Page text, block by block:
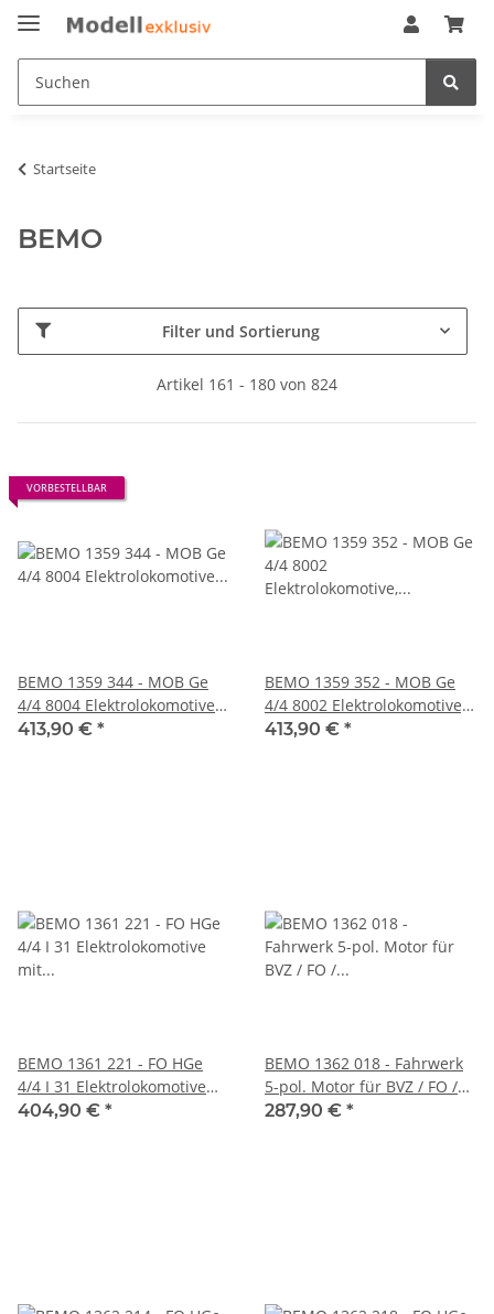
Startseite
BEMO
Filter und Sortierung
Artikel 161 - 180 von 824
VORBESTELLBAR
BEMO 1359 344 - MOB Ge
4/4 8004 Elektrolokomotive
grün - „Swisstainable“ -
413,90 € *
BEMO 1359 352 - MOB Ge
4/4 8002 Elektrolokomotive,
nachtblau/beige - DIGITAL
413,90 € *
BEMO 1361 221 - FO HGe
4/4 I 31 Elektrolokomotive
mit Zahnradantrieb, rot
404,90 € *
BEMO 1362 018 - Fahrwerk
5-pol. Motor für BVZ / FO /
MGB / SBB / zb HGe 4/4 II
287,90 € *